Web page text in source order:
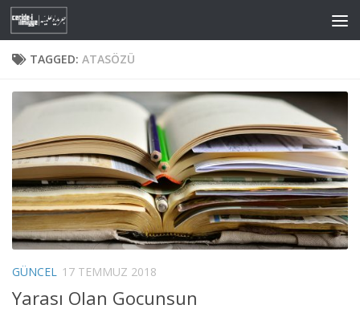
Skip to content
TAGGED: ATASÖZÜ
GÜNCEL 17 TEMMUZ 2018
Yarası Olan Gocunsun